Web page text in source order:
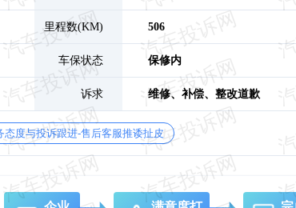
里程数(KM) 506
车保状态 保修内
诉求 维修、 补偿、 整改道歉
态度与投诉跟进-售后客服推诿扯皮